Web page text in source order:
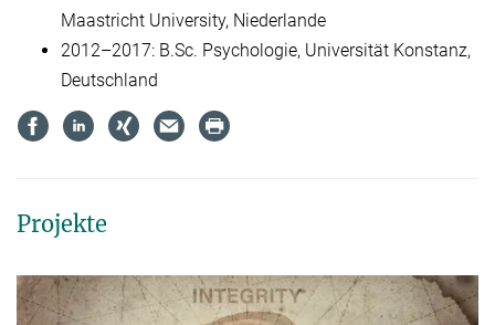
Maastricht University, Niederlande
2012–2017: B.Sc. Psychologie, Universität Konstanz,
Deutschland
Projekte